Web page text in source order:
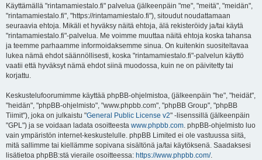
Käyttämällä "rintamamiestalo.fi" palvelua (jälkeenpäin "me", "meitä", "meidän",
"rintamamiestalo.fi", "https://rintamamiestalo.fi"), sitoudut noudattamaan
seuraavia ehtoja. Mikäli et hyväksy näitä ehtoja, älä rekisteröidy ja/tai käytä
"rintamamiestalo.fi"-palvelua. Me voimme muuttaa näitä ehtoja koska tahansa
ja teemme parhaamme informoidaksemme sinua. On kuitenkin suositeltavaa
lukea nämä ehdot säännöllisesti, koska "rintamamiestalo.fi"-palvelun käyttö
vaatii että hyväksyt nämä ehdot siinä muodossa, kuin ne on päivitetty tai
korjattu.
Keskustelufoorumimme käyttää phpBB-ohjelmistoa, (jälkeenpäin "he", "heidät",
"heidän", "phpBB-ohjelmisto", "www.phpbb.com", "phpBB Group", "phpBB
Tiimit"), joka on julkaistu "General Public License v2" -lisenssillä (jälkeenpäin
"GPL") ja se voidaan ladata osoitteesta www.phpbb.com. phpBB-ohjelmisto luo
vain ympäristön internet-keskustelulle. phpBB Limited ei ole vastuussa siitä,
mitä sallimme tai kiellämme sopivana sisältönä ja/tai käytöksenä. Saadaksesi
lisätietoa phpBB:stä vieraile osoitteessa: https://www.phpbb.com/.